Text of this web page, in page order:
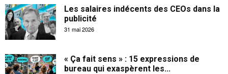
Les salaires indécents des CEOs dans la
publicité
31 mai 2026
« Ça fait sens » : 15 expressions de
bureau qui exaspèrent les...